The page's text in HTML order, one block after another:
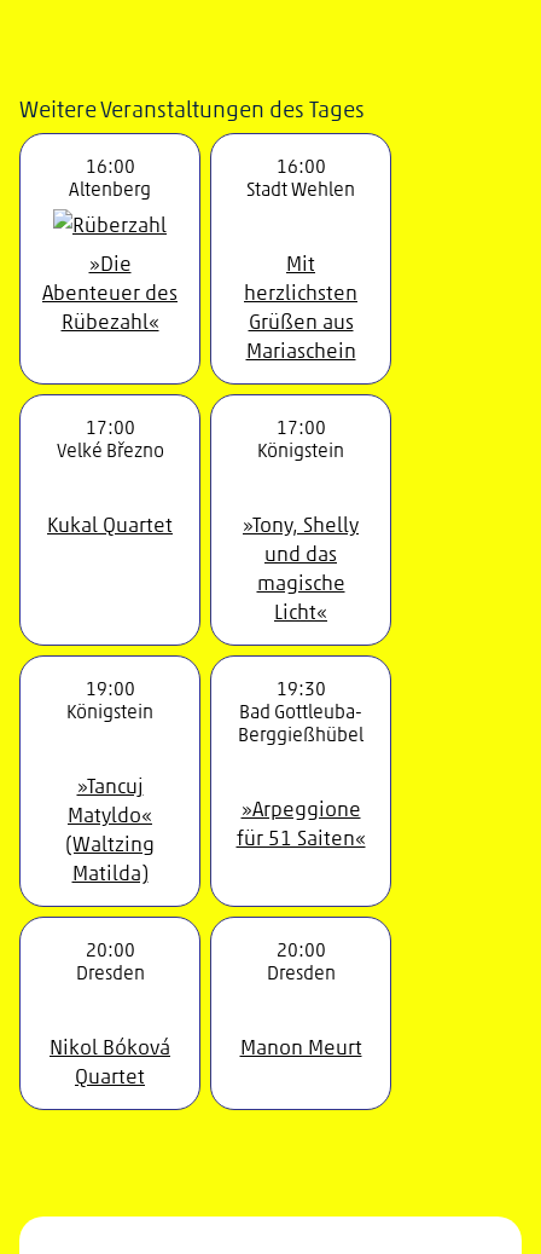
Weitere Veranstaltungen des Tages
16:00
Altenberg
»Die
Abenteuer des
Rübezahl«
16:00
Stadt Wehlen
Mit
herzlichsten
Grüßen aus
Mariaschein
17:00
Velké Březno
Kukal Quartet
17:00
Königstein
»Tony, Shelly
und das
magische
Licht«
19:00
Königstein
»Tancuj
Matyldo«
(Waltzing
Matilda)
19:30
Bad Gottleuba-
Berggießhübel
»Arpeggione
für 51 Saiten«
20:00
Dresden
Nikol Bóková
Quartet
20:00
Dresden
Manon Meurt